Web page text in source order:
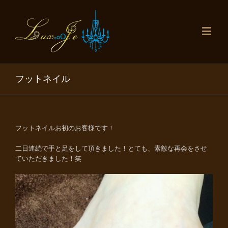
フットネイル
フットネイルお初のお客様です！
二日連続で手と足をして頂きました！とても、素敵な再会をさせ
ていただきました！笑